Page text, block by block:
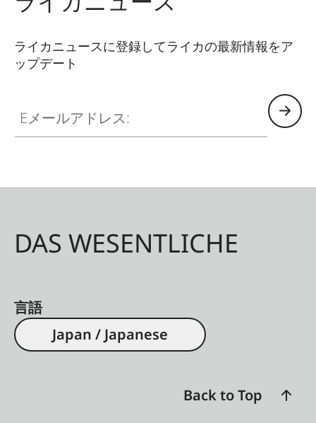
ライカニュースに登録してライカの最新情報をア
ップデート
DAS WESENTLICHE
言語
Japan / Japanese
Back to Top